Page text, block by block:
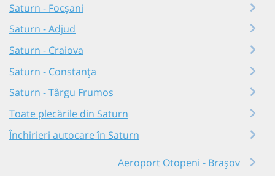
Saturn - Focșani
Saturn - Adjud
Saturn - Craiova
Saturn - Constanța
Saturn - Târgu Frumos
Toate plecările din Saturn
Închirieri autocare în Saturn
Aeroport Otopeni - Brașov